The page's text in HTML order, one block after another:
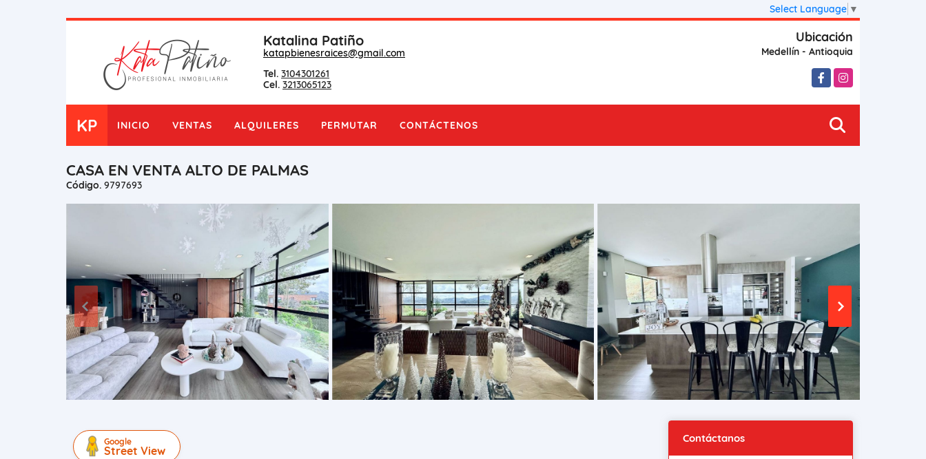
Select Language ▼
Katalina Patiño
katapbienesraices@gmail.com
Tel. 3104301261
Cel. 3213065123
Ubicación
Medellín - Antioquia
FacebookInstagram
KP INICIO VENTAS ALQUILERES PERMUTAR CONTÁCTENOS
CASA EN VENTA ALTO DE PALMAS
Código. 9797693
Google
Street View
Contáctanos